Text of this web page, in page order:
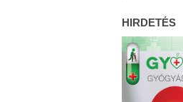
HIRDETÉS